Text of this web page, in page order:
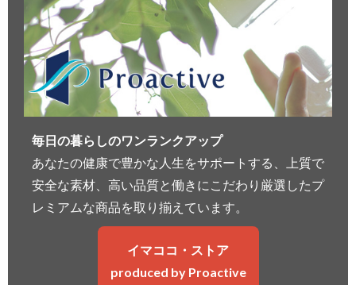
毎日の暮らしのワンランクアップ
あなたの健康で豊かな人生をサポートする、上質で
安全な素材、高い品質と働きにこだわり厳選したプ
レミアムな商品を取り揃えています。
イマココ・ストア
produced by Proactive